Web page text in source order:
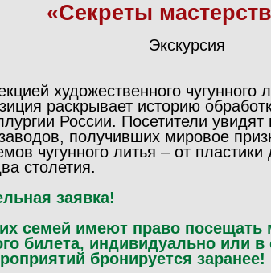
«Секреты
Экскурсия
художественного чугунного
раскрывает историю
России. Посетители
получивших мировое
чугунного литья – от
столетия.
заявка!
семей имеют право посещать
билета, индивидуально или в
бронируется заранее!